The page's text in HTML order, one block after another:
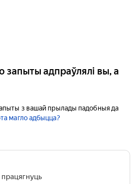
запыты адпраўлялі вы, а
з вашай прылады падобныя да
магло адбыцца?
працягнуць